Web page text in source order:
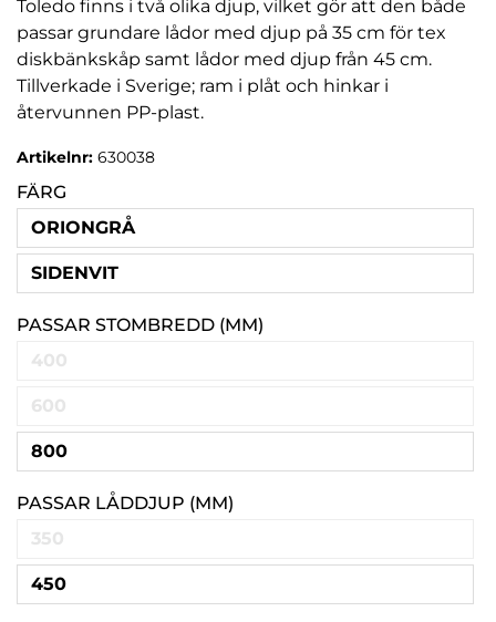
Toledo finns i två olika djup, vilket gör att den både
passar grundare lådor med djup på 35 cm för tex
diskbänkskåp samt lådor med djup från 45 cm.
Tillverkade i Sverige; ram i plåt och hinkar i
återvunnen PP-plast.
Artikelnr: 630038
FÄRG
ORIONGRÅ
SIDENVIT
PASSAR STOMBREDD (MM)
400
600
800
PASSAR LÅDDJUP (MM)
350
450